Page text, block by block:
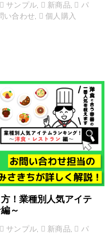
サンプル, 新商品,
パ
い合わせ,
個人購入
！業種別人気アイテ
～
サンプル, 新商品,
パ